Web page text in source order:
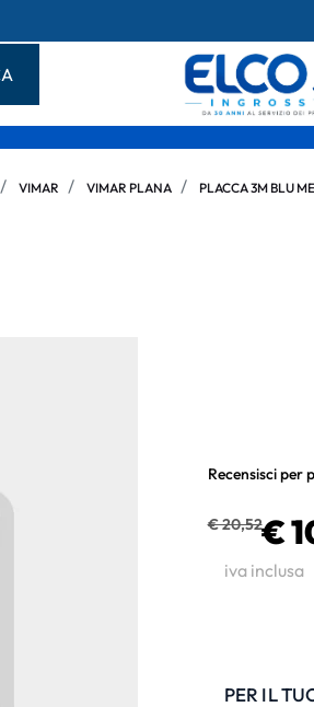
VIMAR VIMAR PLANA PLACCA 3M BLU
Recensisci per
€ 20,52€
iva inclusa
PER IL